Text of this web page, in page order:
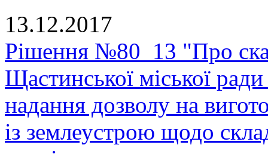
13.12.2017
Рішення №80_13 "Про
Щастинської міської
надання дозволу на
із землеустрою щодо